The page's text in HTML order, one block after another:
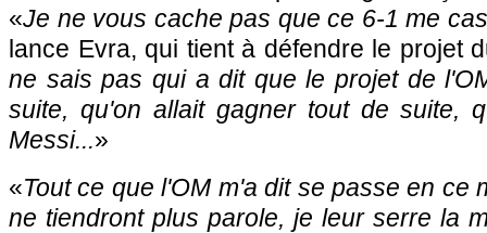
«Je ne vous cache pas que ce 6-1 me
lance Evra, qui tient à défendre le projet
ne sais pas qui a dit que le projet de
suite, qu'on allait gagner tout de suite,
Messi...»
«Tout ce que l'OM m'a dit se passe en ce
ne tiendront plus parole, je leur serre la